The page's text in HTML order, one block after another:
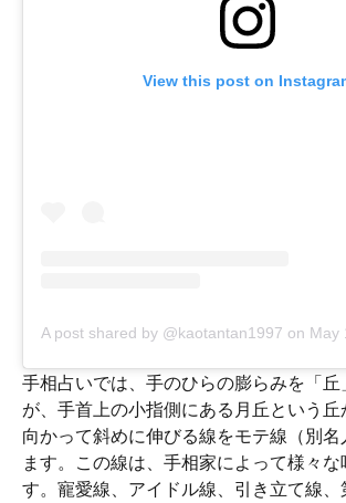
View this post on
A post shared by @kaotantan1997 on May
手相占いでは、手のひらの膨らみを「
が、手首上の小指側にある月丘という
向かって斜めに伸びる線をモテ線（別
ます。この線は、手相家によって様々な
す。寵愛線、アイドル線、引き立て線